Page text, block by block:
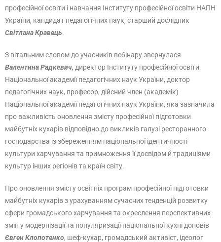
професійної освіти і навчання Інституту професійної освіти НАПН
України, кандидат педагогічних наук, старший дослідник
Світлана Кравець.
З вітальним словом до учасників вебінару звернулася
Валентина Радкевич, директор Інституту професійної освіти
Національної академії педагогічних наук України, доктор
педагогічних наук, професор, дійсний член (академік)
Національної академії педагогічних наук України, яка зазначила
про важливість оновлення змісту професійної підготовки
майбутніх кухарів відповідно до викликів галузі ресторанного
господарства із збереженням національної ідентичності
культури харчування та примноження її досвідом й традиціями
культур інших регіонів та країн світу.
Про оновлення змісту освітніх програм професійної підготовки
майбутніх кухарів з урахуванням сучасних тенденцій розвитку
сфери громадського харчування та окреслення перспективних
змін у модернізації та популяризації національної кухні доповів
Євген Клопотенко, шеф-кухар, громадський активіст, ідеолог